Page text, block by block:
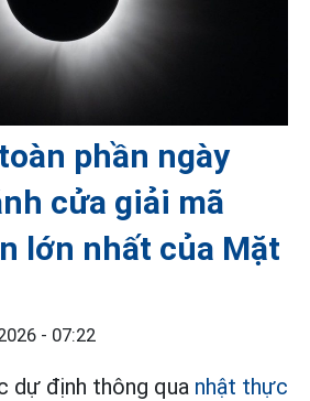
phần ngày
cửa giải mã
lớn nhất của Mặt
- 07:22
dự định thông qua nhật thực